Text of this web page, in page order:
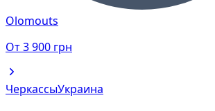
Olomouts
От3 900 грн
ЧеркассыУкраина